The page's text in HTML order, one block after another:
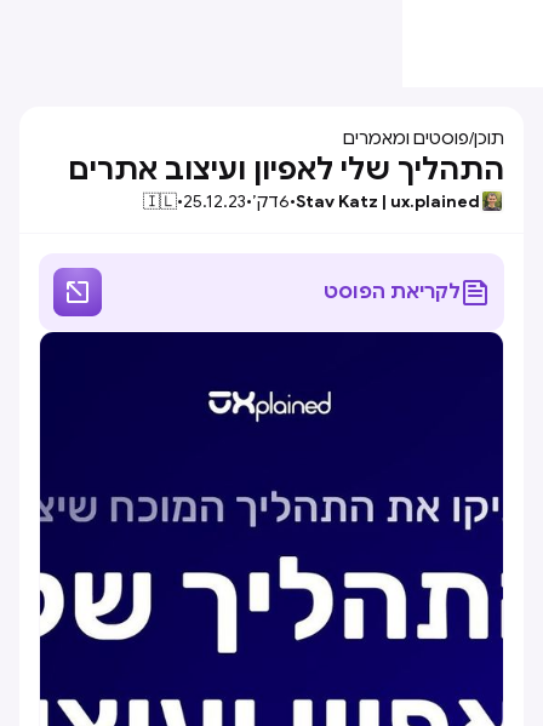
תוכן/פוסטים ומאמרים
התהליך שלי לאפיון ועיצוב אתרים
Stav Katz | ux.plained
•
6דק׳•
25.12.23
•
🇮🇱
לקריאת הפוסט 